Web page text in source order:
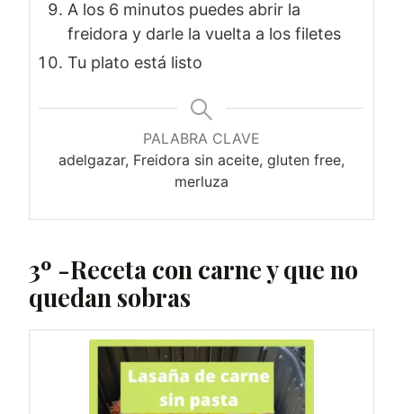
A los 6 minutos puedes abrir la
freidora y darle la vuelta a los filetes
Tu plato está listo
PALABRA CLAVE
adelgazar, Freidora sin aceite, gluten free,
merluza
3º -Receta con carne y que no
quedan sobras